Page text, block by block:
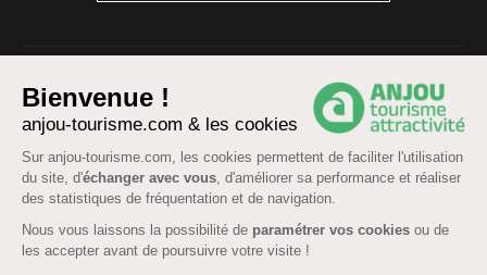
Bienvenue !
anjou-tourisme.com & les cookies
Sur anjou-tourisme.com, les cookies permettent de faciliter l'utilisation
du site, d'échanger avec vous, d'améliorer sa performance et réaliser
des statistiques de fréquentation et de navigation.
Nous vous laissons la possibilité de paramétrer vos cookies ou de
les accepter avant de poursuivre votre visite !
Mentions légales Données personnelles-Cookies
CGU Réservation -Accessibilité : partiellement conforme